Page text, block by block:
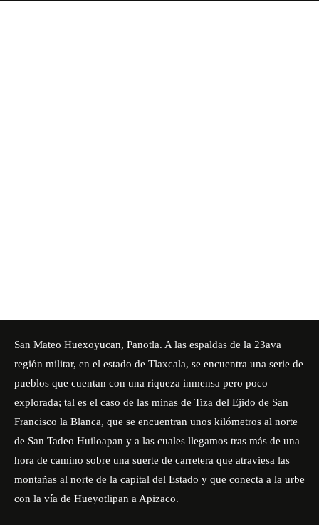
San Mateo Huexoyucan, Panotla. A las espaldas de la 23ava
región militar, en el estado de Tlaxcala, se encuentra una serie de
pueblos que cuentan con una riqueza inmensa pero poco
explorada; tal es el caso de las minas de Tiza del Ejido de San
Francisco la Blanca, que se encuentran unos kilómetros al norte
de San Tadeo Huiloapan y a las cuales llegamos tras más de una
hora de camino sobre una suerte de carretera que atraviesa las
montañas al norte de la capital del Estado y que conecta a la urbe
con la vía de Hueyotlipan a Apizaco.